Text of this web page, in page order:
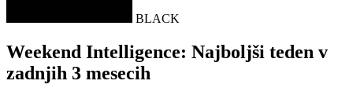
BLACK
Weekend Intelligence: Najboljši teden v
zadnjih 3 mesecih